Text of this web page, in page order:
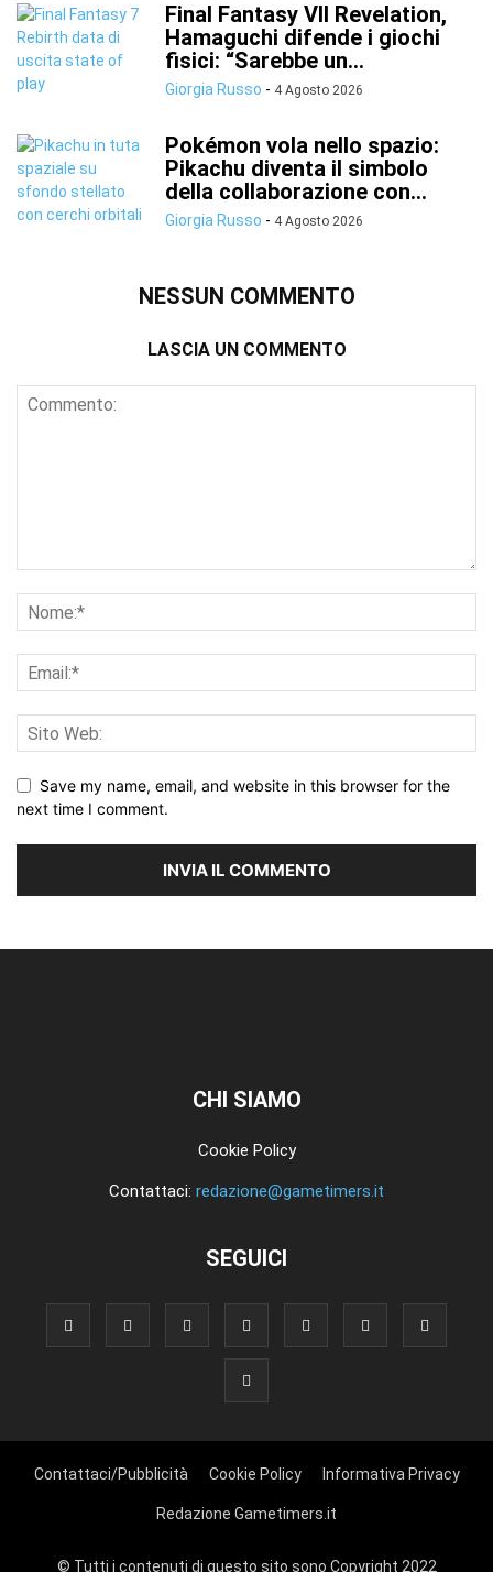
Final Fantasy VII Revelation,
Hamaguchi difende i giochi
fisici: “Sarebbe un...
Giorgia Russo - 4 Agosto 2026
Pokémon vola nello spazio:
Pikachu diventa il simbolo
della collaborazione con...
Giorgia Russo - 4 Agosto 2026
NESSUN COMMENTO
LASCIA UN COMMENTO
Save my name, email, and website in this browser for the
next time I comment.
CHI SIAMO
Cookie Policy
Contattaci: redazione@gametimers.it
SEGUICI
Contattaci/Pubblicità Cookie Policy Informativa Privacy
Redazione Gametimers.it
© Tutti i contenuti di questo sito sono Copyright 2022